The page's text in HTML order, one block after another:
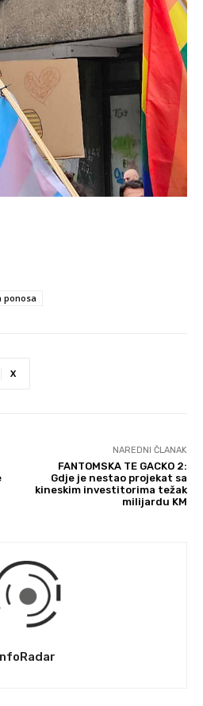
ponosa
X
NAREDNI ČLANAK
FANTOMSKA TE GACKO 2:
Gdje je nestao projekat sa
kineskim investitorima težak
milijardu KM